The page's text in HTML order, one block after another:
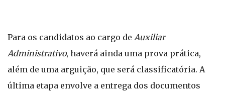
Para os candidatos ao cargo de Auxiliar
Administrativo, haverá ainda uma prova prática,
além de uma arguição, que será classificatória. A
última etapa envolve a entrega dos documentos